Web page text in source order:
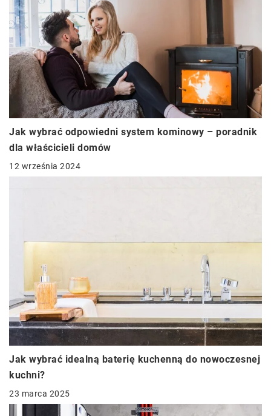
Jak wybrać odpowiedni system kominowy – poradnik
dla właścicieli domów
12 września 2024
Jak wybrać idealną baterię kuchenną do nowoczesnej
kuchni?
23 marca 2025